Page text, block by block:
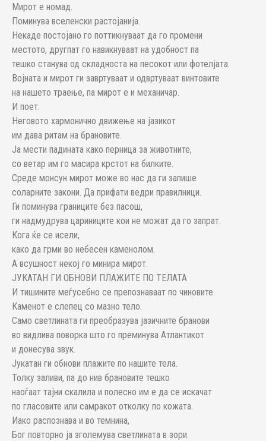
Мирот е номад.
Поминува вселенски растојанија.
Некаде постојано го поттикнуваат да го промени
местото, другпат го навикнуваат на удобност па
тешко станува од складноста на песокот или фотелјата.
Војната и мирот ги завртуваат и одвртуваат винтовите
на нашето траење, па мирот е и механичар.
И поет.
Неговото хармонично движење на јазикот
им дава ритам на брановите.
Ја мести падината како перница за животните,
со ветар им го масира крстот на билките.
Среде монсун мирот може во нас да ги запише
соларните закони. Да прифати ведри правилници.
Ги поминува границите без пасош,
ги надмудрува цариниците кои не можат да го запрат.
Кога ќе се исели,
како да грми во небесен каменолом.
А всушност некој го минира мирот.
ЈУКАТАН ГИ ОБНОВИ ПЛАЖИТЕ ПО ТЕЛАТА
И тишините меѓусебно се препознаваат по чиновите.
Каменот е слепец со мазно тело.
Само светлината ги преобразува јазичните бранови
во видлива поворка што го преминува Атлантикот
и донесува звук.
Јукатан ги обнови плажите по нашите тела.
Толку заливи, па до нив брановите тешко
наоѓаат тајни скалила и полесно им е да се искачат
по гласовите или самракот отколку по кожата.
Иако распознава и во темнина,
Бог повторно ја зголемува светлината в зори.